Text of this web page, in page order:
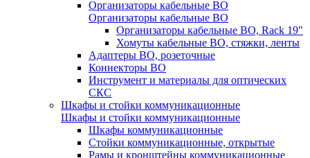
Организаторы кабельные ВО
Организаторы кабельные ВО
Организаторы кабельные ВО, Rack 19"
Хомуты кабельные ВО, стяжки, ленты
Адаптеры ВО, розеточные
Коннекторы ВО
Инструмент и материалы для оптических
СКС
Шкафы и стойки коммуникационные
Шкафы и стойки коммуникационные
Шкафы коммуникационные
Стойки коммуникационные, открытые
Рамы и кронштейны коммуникационные